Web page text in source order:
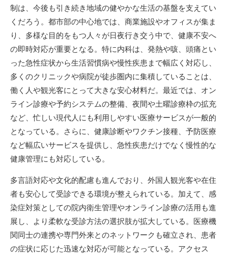
制は、今後も引き続き地域の健やかな生活の基盤を支えてい
くだろう。都市部の中心地では、商業施設やオフィスが集ま
り、多様な目的をもつ人々が日夜行き交う中で、健康不安へ
の即時対応が重要となる。特に内科は、発熱や咳、頭痛とい
った急性症状から生活習慣病や慢性疾患まで幅広く対応し、
多くのクリニックや病院が徒歩圏内に集積していることは、
働く人や観光客にとって大きな安心材料だ。最近では、オン
ライン診療や予約システムの整備、夜間や土曜診療枠の拡充
など、忙しい現代人にも利用しやすい医療サービスが一般的
となっている。さらに、健康診断やワクチン接種、予防医療
など幅広いサービスを提供し、急性疾患だけでなく慢性的な
健康管理にも対応している。
多言語対応や文化的配慮も進んでおり、外国人観光客や在住
者も安心して受診できる環境が整えられている。加えて、感
染症対策としての院内衛生管理やオンライン診療の活用も進
展し、より柔軟な受診方法の選択肢が拡大している。医療機
関同士の連携や専門外来とのネットワークも確立され、患者
の症状に応じた迅速な対応が可能となっている。アクセス